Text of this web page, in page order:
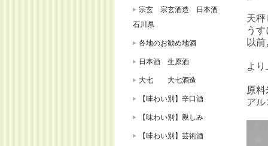
天秤
う
以
よ
原
ア
宗玄 宗玄酒造 日本酒
石川県
各地のお勧め地酒
日本酒 生原酒
大七 大七酒造
【味わい別】辛口酒
【味わい別】親しみ
【味わい別】芸術酒